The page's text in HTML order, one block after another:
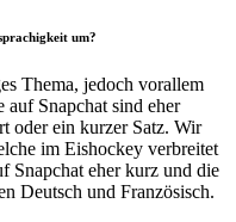
um?
Thema, jedoch vorallem
auf Snapchat sind eher
oder ein kurzer Satz. Wir
im Eishockey verbreitet
Snapchat eher kurz und die
Deutsch und Französisch.